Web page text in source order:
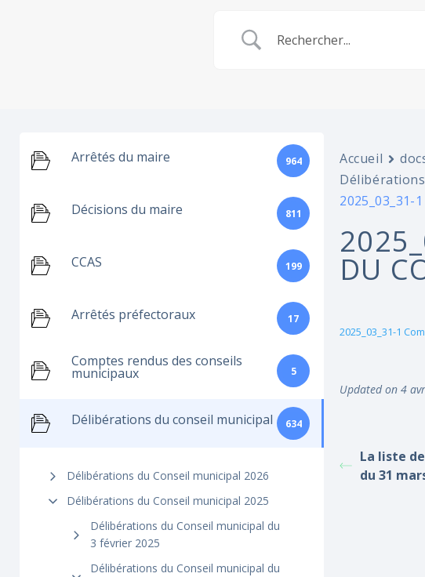
Arrêtés du maire 964
Décisions du maire 811
CCAS 199
Arrêtés préfectoraux 17
Comptes rendus des conseils
municipaux 5
Délibérations du conseil municipal 634
Délibérations du Conseil municipal 2026
Délibérations du Conseil municipal 2025
Délibérations du Conseil municipal du
3 février 2025
Délibérations du Conseil municipal du
Accueil
2025_03_31-
DU
2025_03_31-1
Updated on 4
La liste
du 31